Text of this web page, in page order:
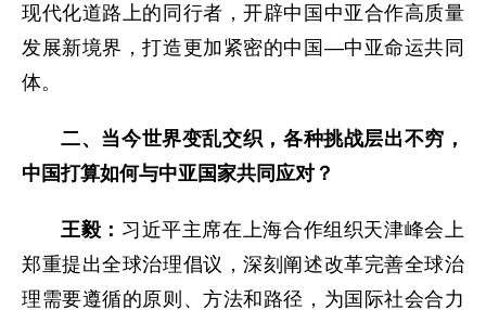
现代化道路上的同行者，开辟中国中亚合作高质量
发展新境界，打造更加紧密的中国—中亚命运共同
体。
二、当今世界变乱交织，各种挑战层出不穷，
中国打算如何与中亚国家共同应对？
王毅： 习近平主席在上海合作组织天津峰会上
郑重提出全球治理倡议，深刻阐述改革完善全球治
理需要遵循的原则、方法和路径，为国际社会合力